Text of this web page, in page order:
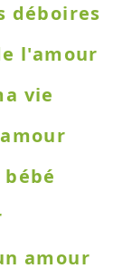
déboires
l'amour
vie
amour